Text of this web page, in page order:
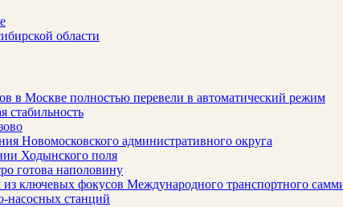
области
в Москве полностью перевели в автоматический режим
стабильность
Новомосковского административного округа
Ходынского поля
готова наполовину
ключевых фокусов Международного транспортного
насосных станций